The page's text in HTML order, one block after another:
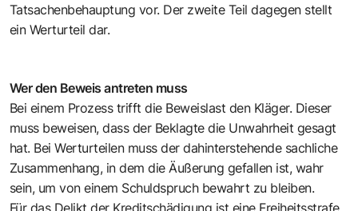
Tatsachenbehauptung vor. Der zweite Teil dagegen stellt
ein Werturteil dar.
Wer den Beweis antreten muss
Bei einem Prozess trifft die Beweislast den Kläger. Dieser
muss beweisen, dass der Beklagte die Unwahrheit gesagt
hat. Bei Werturteilen muss der dahinterstehende sachliche
Zusammenhang, in dem die Äußerung gefallen ist, wahr
sein, um von einem Schuldspruch bewahrt zu bleiben.
Für das Delikt der Kreditschädigung ist eine Freiheitsstrafe